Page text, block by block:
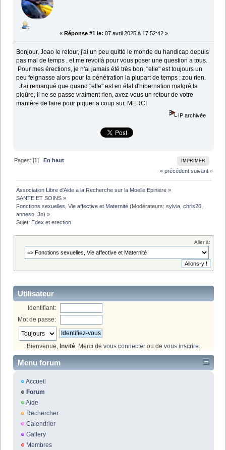
« Réponse #1 le: 07 avril 2025 à 17:52:42 »
Bonjour, Joao le retour, j'ai un peu quitté le monde du handicap depuis
pas mal de temps , et me revoilà pour vous poser une question a tous.
Pour mes érections, je n'ai jamais été très bon, "elle" est toujours un
peu feignasse alors pour la pénétration la plupart de temps ; zou rien.
J'ai remarqué que quand "elle" est en état d'hibernation malgré la
piqûre, il ne se passe vraiment rien, avez-vous un retour de votre
manière de faire pour piquer a coup sur, MERCI
IP archivée
IMPRIMER
Pages: [1]En haut
« précédent suivant »
Association Libre d'Aide a la Recherche sur la Moelle Epiniere »
SANTE ET SOINS »
Fonctions sexuelles, Vie affective et Maternité (Modérateurs:sylvia ,chris26
anneso ,Jo) »
Sujet: Edex et erection
Aller à:
Utilisateur
Identifiant:
Mot de passe:
Bienvenue, Invité. Merci de vous connecter ou de vous inscrire.
Menu forum
Accueil
Forum
Aide
Rechercher
Calendrier
Gallery
Membres